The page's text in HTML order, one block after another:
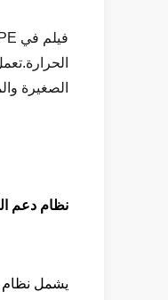
الصغيرة
نظام دعم
يشمل نظام